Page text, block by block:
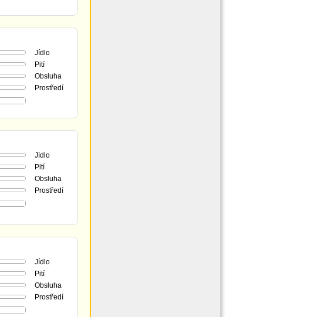
Jídlo
Pití
Obsluha
Prostředí
Jídlo
Pití
Obsluha
Prostředí
Jídlo
Pití
Obsluha
Prostředí